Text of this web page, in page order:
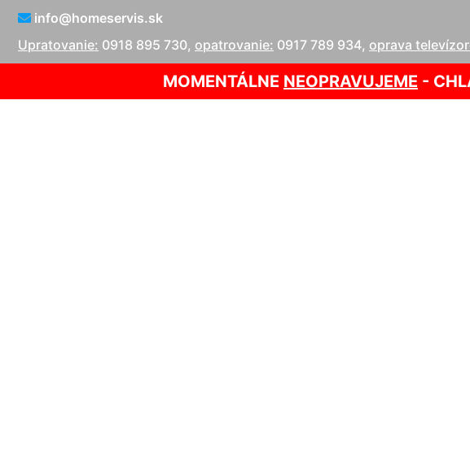
info@homeservis.sk
Upratovanie: 0918 895 730, opatrovanie: 0917 789 934, oprava
MOMENTÁLNE NEOPRAVUJEME -